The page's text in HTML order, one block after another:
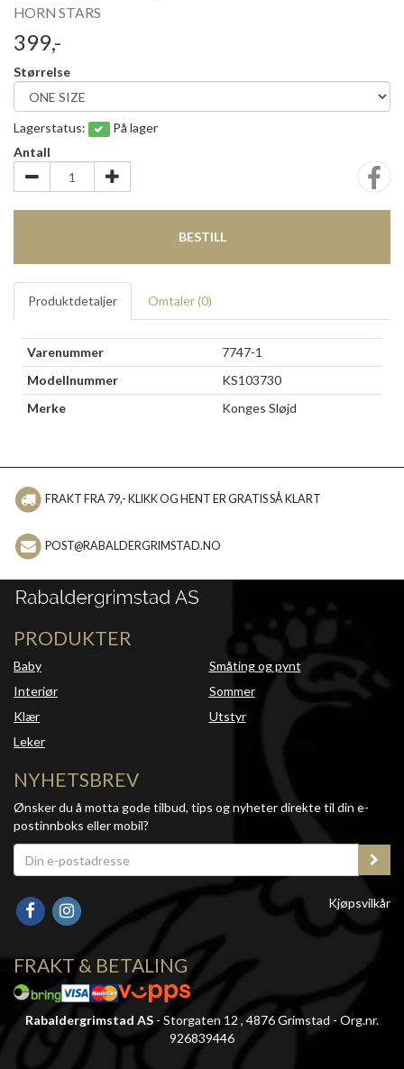
HORN STARS
399,-
Størrelse
Lagerstatus:
På lager
Antall
BESTILL
Produktdetaljer Omtaler (0)
Varenummer
7747-1
Modellnummer
KS103730
Merke
Konges Sløjd
FRAKT FRA 79,- KLIKK OG HENT ER GRATIS SÅ KLART
POST@RABALDERGRIMSTAD.NO
PRODUKTER
Baby
Interiør
Klær
Leker
Småting og pynt
Sommer
Utstyr
NYHETSBREV
Ønsker du å motta gode tilbud, tips og nyheter direkte til din e-
postinnboks eller mobil?
Kjøpsvilkår
FRAKT & BETALING
Rabaldergrimstad AS - Storgaten 12 , 4876 Grimstad - Org.nr.
926839446